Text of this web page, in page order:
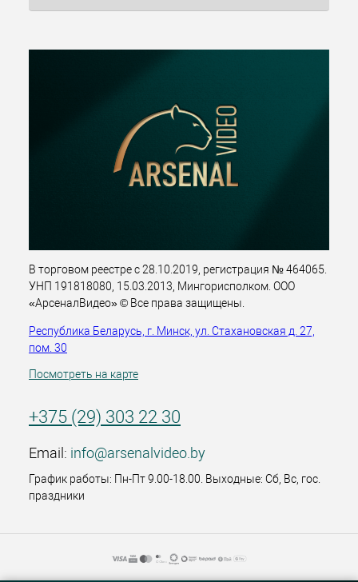
В торговом реестре с 28.10.2019, регистрация № 464065.
УНП 191818080, 15.03.2013, Мингорисполком. ООО
«АрсеналВидео» © Все права защищены.
Республика Беларусь, г. Минск, ул. Стахановская д. 27,
пом. 30
Посмотреть на карте
+375 (29) 303 22 30
Email: info@arsenalvideo.by
График работы: Пн-Пт 9.00-18.00. Выходные: Сб, Вс, гос.
праздники